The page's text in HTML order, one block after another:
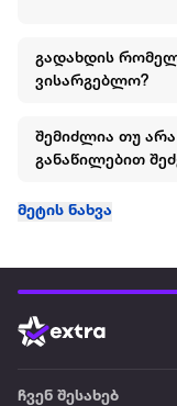
გადახდის
ვისარგებლო?
შემიძლია თუ არა
განაწილებით
მეტის ნახვა
ჩვენ შესახებ